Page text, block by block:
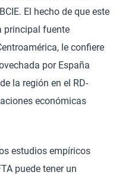
El hecho de que este
principal fuente
le confiere
por España
la región en el RD-
económicas
estudios empíricos
puede tener un